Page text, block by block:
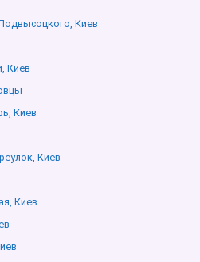
Киев
Киев
Киев
Киев
Киев